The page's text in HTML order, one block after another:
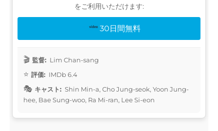
をご利用いただけます:
30日間無料
監督: Lim Chan-sang
評価: IMDb 6.4
キャスト: Shin Min-a, Cho Jung-seok, Yoon Jung-
hee, Bae Sung-woo, Ra Mi-ran, Lee Si-eon